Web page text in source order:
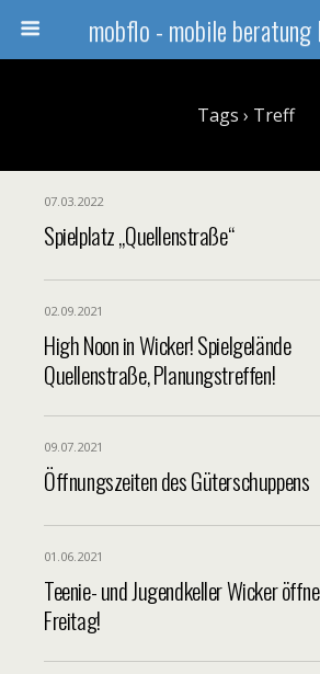
mobflo - mobile beratung
Tags › Treff
07.03.2022
Spielplatz „Quellenstraße“
02.09.2021
High Noon in Wicker! Spielgelände
Quellenstraße, Planungstreffen!
09.07.2021
Öffnungszeiten des Güterschuppens
01.06.2021
Teenie- und Jugendkeller Wicker
Freitag!